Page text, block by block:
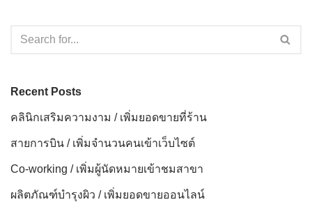
Recent Posts
คลินิกเสริมความงาม / เพิ่มยอดขายที่ร้าน
สายการบิน / เพิ่มจำนวนคนเข้าเว็บไซต์
Co-working / เพิ่มผู้นัดหมายเข้าชมสาขา
ผลิตภัณฑ์บำรุงผิว / เพิ่มยอดขายออนไลน์